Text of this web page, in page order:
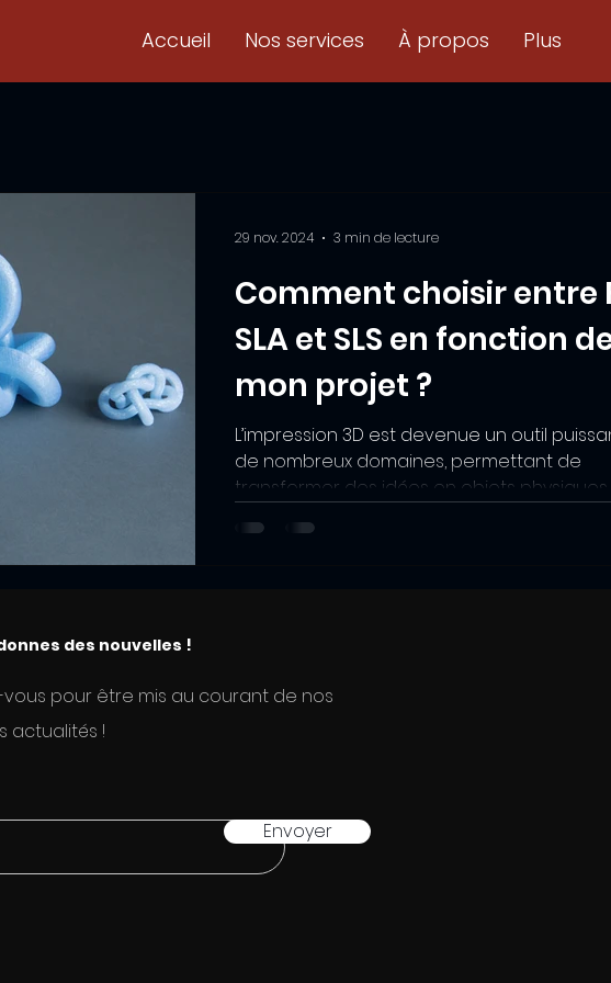
Accueil Nos services À propos Plus
Comment choisir entre
SLA et SLS en fonction
mon projet ?
L’impression 3D est devenue un outil
de nombreux domaines, permettant de
transformer des idées en objets
29 nov. 2024 3 min de lecture
des nouvelles !
vous pour être mis au courant de nos
actualités !
Envoyer